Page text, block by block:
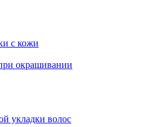
с кожи
окрашивании
укладки волос